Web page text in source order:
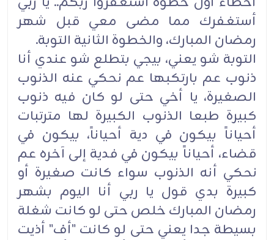
أستغفرك مما مضى معي قبل شهر
رمضان المبارك، والخطوة الثانية التوبة.
التوبة شو يعني، بيجي بتطلع شو عندي أنا
ذنوب عم بارتكبها عم نحكي عنه الذنوب
الصغيرة، يا أخي حتى لو كان فيه ذنوب
كبيرة طبعا الذنوب الكبيرة لها مترتبات
أحياناً بيكون في دية أحياناً، بيكون في
قضاء، أحياناً بيكون في فدية إلى آخره عم
نحكي أنه الذنوب سواء كانت صغيرة أو
كبيرة بدي قول يا ربي أنا اليوم بشهر
رمضان المبارك خلص حتى لو كانت شغلة
بسيطة جدا يعني حتى لو كانت "أف" أذيت